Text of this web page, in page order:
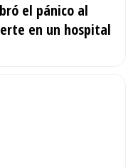
el pánico al
en un hospital